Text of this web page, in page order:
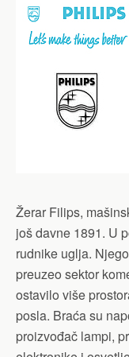
Žerar Filips,
još davne 1891. U
rudnike uglja.
preuzeo sektor
ostavilo više
posla. Braća su
proizvođač lampi,